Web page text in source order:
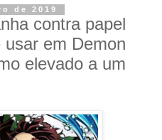
de 2019
contra papel
em Demon
elevado a um